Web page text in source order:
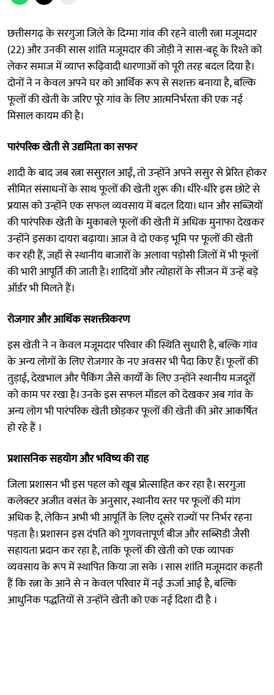
छत्तीसगढ़ के सरगुजा जिले के दिग्मा गांव की रहने वाली रत्ना मजूमदार
(22) और उनकी सास शांति मजूमदार की जोड़ी ने सास-बहू के रिश्ते को
लेकर समाज में व्याप्त रूढ़िवादी धारणाओं को पूरी तरह बदल दिया है।
दोनों ने न केवल अपने घर को आर्थिक रूप से सशक्त बनाया है, बल्कि
फूलों की खेती के जरिए पूरे गांव के लिए आत्मनिर्भरता की एक नई
मिसाल कायम की है।
पारंपरिक खेती से उद्यमिता का सफर
शादी के बाद जब रत्ना ससुराल आईं, तो उन्होंने अपने ससुर से प्रेरित होकर
सीमित संसाधनों के साथ फूलों की खेती शुरू की। धीरे-धीरे इस छोटे से
प्रयास को उन्होंने एक सफल व्यवसाय में बदल दिया। धान और सब्जियों
की पारंपरिक खेती के मुकाबले फूलों की खेती में अधिक मुनाफा देखकर
उन्होंने इसका दायरा बढ़ाया। आज वे दो एकड़ भूमि पर फूलों की खेती
कर रही हैं, जहाँ से स्थानीय बाजारों के अलावा पड़ोसी जिलों में भी फूलों
की भारी आपूर्ति की जाती है। शादियों और त्योहारों के सीजन में उन्हें बड़े
ऑर्डर भी मिलते हैं।
रोजगार और आर्थिक सशक्तीकरण
इस खेती ने न केवल मजूमदार परिवार की स्थिति सुधारी है, बल्कि गांव
के अन्य लोगों के लिए रोजगार के नए अवसर भी पैदा किए हैं। फूलों की
तुड़ाई, देखभाल और पैकिंग जैसे कार्यों के लिए उन्होंने स्थानीय मजदूरों
को काम पर रखा है। उनके इस सफल मॉडल को देखकर अब गांव के
अन्य लोग भी पारंपरिक खेती छोड़कर फूलों की खेती की ओर आकर्षित
हो रहे हैं ।
प्रशासनिक सहयोग और भविष्य की राह
जिला प्रशासन भी इस पहल को खूब प्रोत्साहित कर रहा है। सरगुजा
कलेक्टर अजीत वसंत के अनुसार, स्थानीय स्तर पर फूलों की मांग
अधिक है, लेकिन अभी भी आपूर्ति के लिए दूसरे राज्यों पर निर्भर रहना
पड़ता है। प्रशासन इस दंपति को गुणवत्तापूर्ण बीज और सब्सिडी जैसी
सहायता प्रदान कर रहा है, ताकि फूलों की खेती को एक व्यापक
व्यवसाय के रूप में स्थापित किया जा सके । सास शांति मजूमदार कहती
हैं कि रत्ना के आने से न केवल परिवार में नई ऊर्जा आई है, बल्कि
आधुनिक पद्धतियों से उन्होंने खेती को एक नई दिशा दी है ।